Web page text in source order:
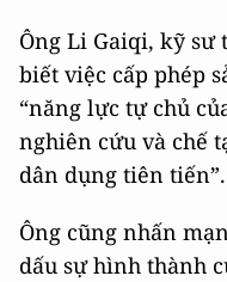
Ông Li Gaiqi, kỹ sư
biết việc cấp phép
“năng lực tự chủ
nghiên cứu và chế
dân dụng tiên tiến”.
Ông cũng nhấn
dấu sự hình thành